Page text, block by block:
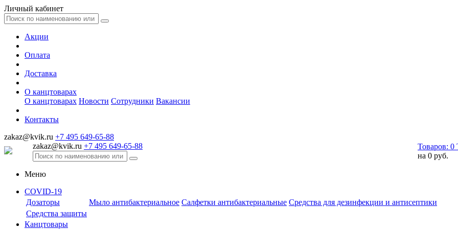
Личный кабинет
Акции
Оплата
Доставка
О канцтоварах
О канцтоварах Новости Сотрудники Вакансии
Контакты
zakaz@kvik.ru +7 495 649-65-88
zakaz@kvik.ru +7 495 649-65-88 Товаров: 0
на 0 руб.
Меню
COVID-19
Дозаторы
Мыло антибактериальное Салфетки антибактериальные Средства для дезинфекции и антисептики
Средства защиты
Канцтовары